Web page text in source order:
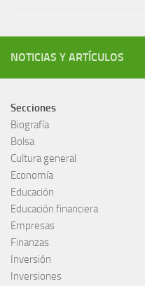
NOTICIAS Y ARTÍCULOS
Secciones
Biografía
Bolsa
Cultura general
Economía
Educación
Educación financiera
Empresas
Finanzas
Inversión
Inversiones